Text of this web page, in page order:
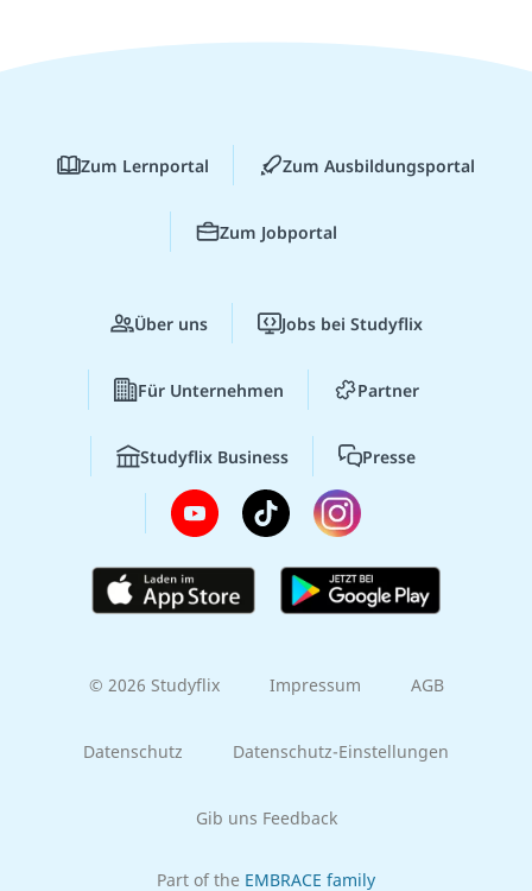
Zum Lernportal Zum Ausbildungsportal
Zum Jobportal
Über uns Jobs bei Studyflix
Für Unternehmen Partner
Studyflix Business Presse
© 2026 Studyflix Impressum AGB
Datenschutz Datenschutz-Einstellungen
Gib uns Feedback
Part of the EMBRACE family